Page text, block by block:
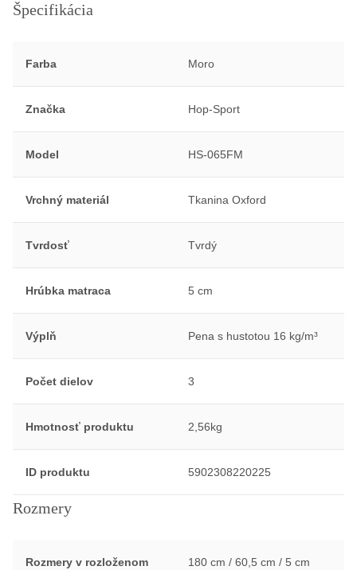
Špecifikácia
Farba Moro
Značka Hop-Sport
Model HS-065FM
Vrchný materiál Tkanina Oxford
Tvrdosť Tvrdý
Hrúbka matraca 5 cm
Výplň Pena s hustotou 16 kg/m³
Počet dielov 3
Hmotnosť produktu 2,56kg
ID produktu 5902308220225
Rozmery
Rozmery v rozloženom
180 cm / 60,5 cm / 5 cm